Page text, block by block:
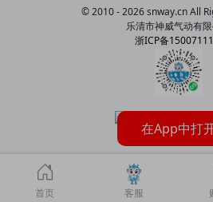
© 2010 - 2026 snway.cn All
乐清市神威气动有
浙ICP备
首页 客服
在App中打